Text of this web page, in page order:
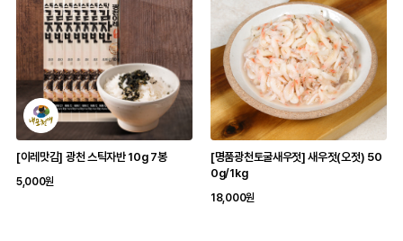
[이레맛김] 광천 스틱자반 10g 7봉
5,000원
[명품광천토굴새우젓] 새우젓(오젓) 50
0g/1kg
18,000원